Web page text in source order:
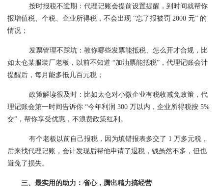
按时报税不逾期：代理记账会提前设置提醒，到时间就帮你
报增值税、个税、企业所得税，不会出现 “忘了报被罚 2000 元” 的
情况；
发票管理不踩坑：教你哪些发票能抵税、怎么开才合规，比
如太仓某服装厂老板，以前不知道 “加油票能抵税”，代理记账会计
提醒后，每月能多抵几百元税；
政策解读很及时：比如太仓对小微企业有税收减免政策，代
理记账会第一时间告诉你 “今年利润 300 万以内，企业所得税按 5%
交”，帮你享受优惠，不浪费政策红利。
有个老板以前自己报税，因为填错报表多交了 1 万多元税，
后来找代理记账，会计发现后帮他申请了退税，钱虽然不多，但也
避免了损失。
三、最实用的助力：省心，腾出精力搞经营